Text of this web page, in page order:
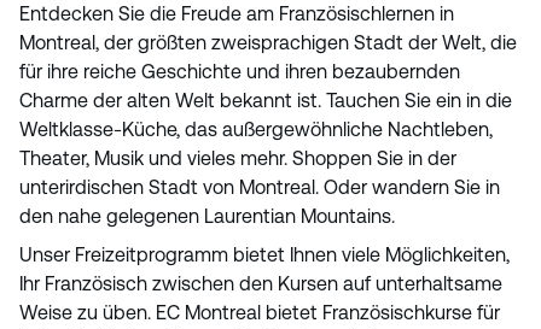
Entdecken Sie die Freude am Französischlernen in
Montreal, der größten zweisprachigen Stadt der Welt, die
für ihre reiche Geschichte und ihren bezaubernden
Charme der alten Welt bekannt ist. Tauchen Sie ein in die
Weltklasse-Küche, das außergewöhnliche Nachtleben,
Theater, Musik und vieles mehr. Shoppen Sie in der
unterirdischen Stadt von Montreal. Oder wandern Sie in
den nahe gelegenen Laurentian Mountains.
Unser Freizeitprogramm bietet Ihnen viele Möglichkeiten,
Ihr Französisch zwischen den Kursen auf unterhaltsame
Weise zu üben. EC Montreal bietet Französischkurse für